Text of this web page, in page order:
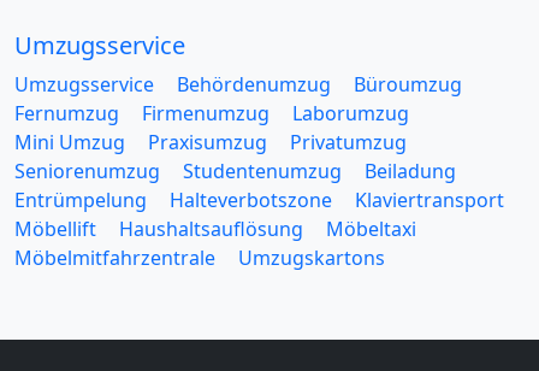
Umzugsservice
Umzugsservice Behördenumzug
Büroumzug
Fernumzug
Firmenumzug
Laborumzug
Mini Umzug
Praxisumzug
Privatumzug
Seniorenumzug
Studentenumzug
Beiladung
Entrümpelung
Halteverbotszone
Klaviertransport
Möbellift
Haushaltsauflösung
Möbeltaxi
Möbelmitfahrzentrale
Umzugskartons